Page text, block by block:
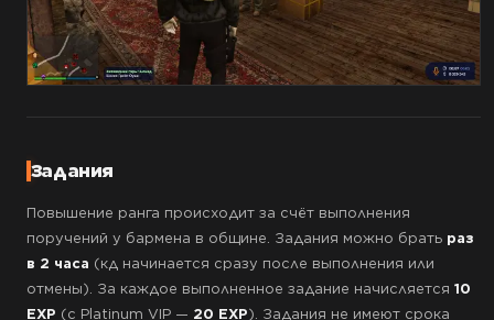
Задания
Повышение ранга происходит за счёт выполнения
поручений у бармена в общине. Задания можно брать раз
в 2 часа (кд начинается сразу после выполнения или
отмены). За каждое выполненное задание начисляется 10
EXP (с Platinum VIP — 20 EXP). Задания не имеют срока